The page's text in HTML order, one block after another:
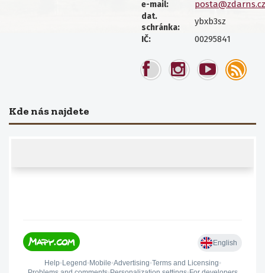
e-mail: posta@zdarns.cz
dat.
schránka:
ybxb3sz
IČ: 00295841
Kde nás najdete